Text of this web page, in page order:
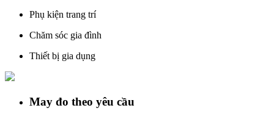
Phụ kiện trang trí
Chăm sóc gia đình
Thiết bị gia dụng
May đo theo yêu cầu